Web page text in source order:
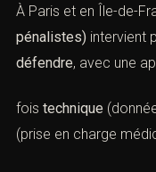
À Paris et en Île-de-
pénalistes) intervient
défendre, avec une
fois technique
(prise en charge